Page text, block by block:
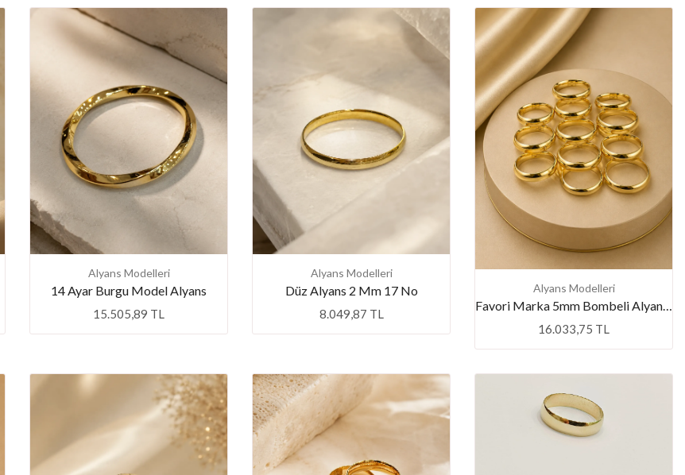
Sizlerle 💎
🧚🏻‍♀️ Göz Kamaştıran Pırlantalarda Fiyatların
Şaşırtıcılığı🧚🏻‍♀️
💠 Pırlantanın Büyülü Parıltısı, Yarı Fiyata Sizi Bekliyor
💠
💕 Göz Kamaştıran Pırlanta Ürünlerde %50 İndirim 💕
Alyans Modelleri
14 Ayar Burgu Model Alyans
15.505,89 TL
Alyans Modelleri
Düz Alyans 2 Mm 17 No
8.049,87 TL
Alyans Modelleri
Favori Marka 5mm Bombeli Alyans 23 NO
16.033,75 TL